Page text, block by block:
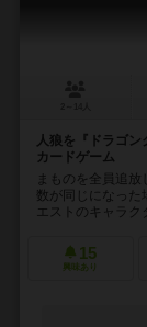
人狼を『ドラゴ
カードゲーム
まものを全員追
数が同じになった
エストのキャラク
15
興味あり